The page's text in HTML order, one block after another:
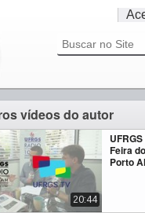
vídeos do autor
Feira
Porto
20:44